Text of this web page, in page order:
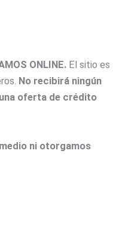
ONLINE. El sitio es
No recibirá ningún
oferta de crédito
ni otorgamos